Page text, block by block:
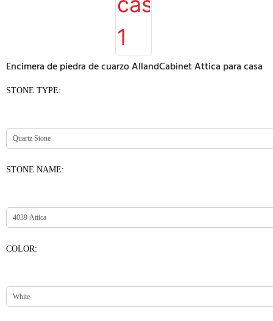
Encimera de piedra de cuarzo AllandCabinet Attica para casa
STONE TYPE:
STONE NAME:
COLOR: